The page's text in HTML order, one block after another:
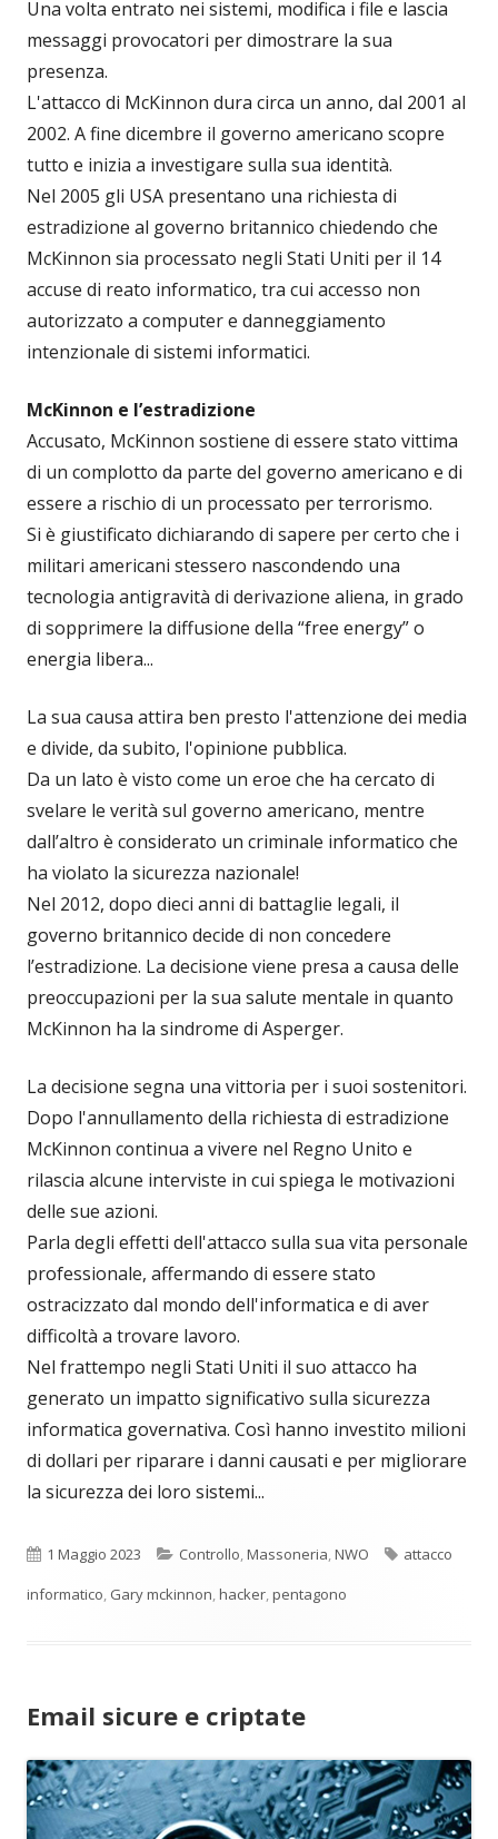
Una volta entrato nei sistemi, modifica i file e lascia
messaggi provocatori per dimostrare la sua
presenza.
L'attacco di McKinnon dura circa un anno, dal 2001 al
2002. A fine dicembre il governo americano scopre
tutto e inizia a investigare sulla sua identità.
Nel 2005 gli USA presentano una richiesta di
estradizione al governo britannico chiedendo che
McKinnon sia processato negli Stati Uniti per il 14
accuse di reato informatico, tra cui accesso non
autorizzato a computer e danneggiamento
intenzionale di sistemi informatici.
McKinnon e l’estradizione
Accusato, McKinnon sostiene di essere stato vittima
di un complotto da parte del governo americano e di
essere a rischio di un processato per terrorismo.
Si è giustificato dichiarando di sapere per certo che i
militari americani stessero nascondendo una
tecnologia antigravità di derivazione aliena, in grado
di sopprimere la diffusione della “free energy” o
energia libera...
La sua causa attira ben presto l'attenzione dei media
e divide, da subito, l'opinione pubblica.
Da un lato è visto come un eroe che ha cercato di
svelare le verità sul governo americano, mentre
dall’altro è considerato un criminale informatico che
ha violato la sicurezza nazionale!
Nel 2012, dopo dieci anni di battaglie legali, il
governo britannico decide di non concedere
l’estradizione. La decisione viene presa a causa delle
preoccupazioni per la sua salute mentale in quanto
McKinnon ha la sindrome di Asperger.
La decisione segna una vittoria per i suoi sostenitori.
Dopo l'annullamento della richiesta di estradizione
McKinnon continua a vivere nel Regno Unito e
rilascia alcune interviste in cui spiega le motivazioni
delle sue azioni.
Parla degli effetti dell'attacco sulla sua vita personale
professionale, affermando di essere stato
ostracizzato dal mondo dell'informatica e di aver
difficoltà a trovare lavoro.
Nel frattempo negli Stati Uniti il suo attacco ha
generato un impatto significativo sulla sicurezza
informatica governativa. Così hanno investito milioni
di dollari per riparare i danni causati e per migliorare
la sicurezza dei loro sistemi...
Pubblicato
1 Maggio 2023 Categorie
Controllo,Massoneria,NWO Tag
attacco
informatico, Gary mckinnon,hacker,pentagono
Email sicure e criptate